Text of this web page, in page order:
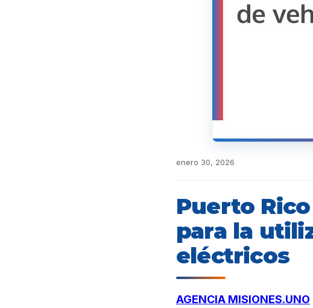
enero 30, 2026
Puerto
para la
eléctricos
AGENCIA MISIONES.UNO